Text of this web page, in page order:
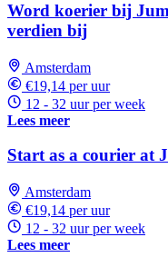
Word koerier bij
verdien bij
Amsterdam
€19,14 per uur
12 - 32 uur per week
Lees meer
Start as a courier at
Amsterdam
€19,14 per uur
12 - 32 uur per week
Lees meer